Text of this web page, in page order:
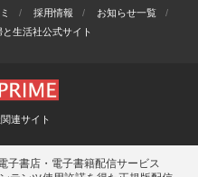
採用情報
お知らせ一覧
と生活社公式サイト
連サイト
子書店・電子書籍配信サービス